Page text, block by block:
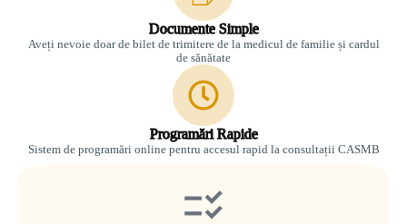
Documente Simple
Aveți nevoie doar de bilet de trimitere de la medicul de familie și cardul
de sănătate
Programări Rapide
Sistem de programări online pentru accesul rapid la consultații CASMB